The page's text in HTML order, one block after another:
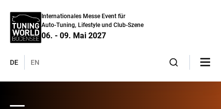
Internationales Messe Event für
Auto-Tuning, Lifestyle und Club-Szene
06. - 09. Mai 2027
DE EN